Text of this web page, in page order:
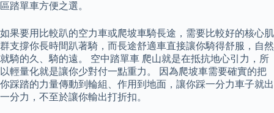
區踏單車方便之選。
如果要用比較趴的空力車或爬坡車騎長途，需要比較好的核心肌
群支撐你長時間趴著騎，而長途舒適車直接讓你騎得舒服，自然
就騎的久、騎的遠。 空中踏單車 爬山就是在抵抗地心引力，所
以輕量化就是讓你少對付一點重力。 因為爬坡車需要確實的把
你踩踏的力量傳動到輪組、作用到地面，讓你踩一分力車子就出
一分力，不至於讓你輸出打折扣。